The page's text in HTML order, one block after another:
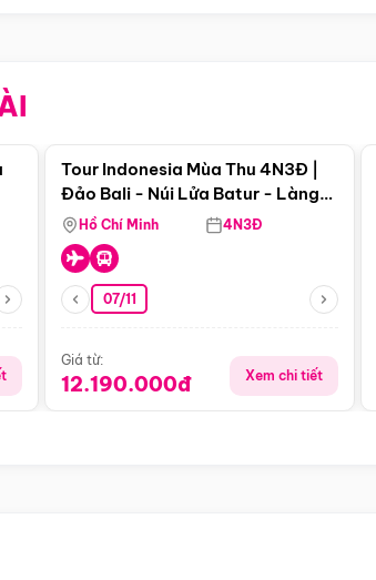
Tour Indonesia Mùa Thu 4N3Đ |
Đảo Bali - Núi Lửa Batur - Làng
Penglipuran
Hồ Chí Minh 4N3Đ
07/11
Giá từ:
12.190.000đ Xem chi tiết